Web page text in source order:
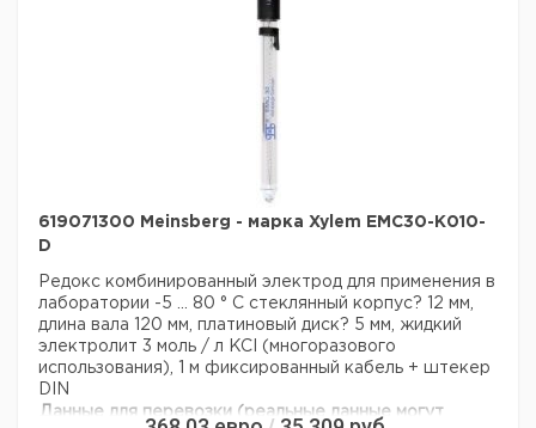
619071300 Meinsberg - марка Xylem EMC30-K010-
D
Редокс комбинированный электрод для применения в
лаборатории -5 ... 80 ° С стеклянный корпус? 12 мм,
длина вала 120 мм, платиновый диск? 5 мм, жидкий
электролит 3 моль / л KCI (многоразового
использования), 1 м фиксированный кабель + штекер
DIN
Данные для перевозки (реальные данные могут